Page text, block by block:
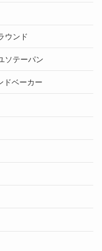
ウンド
ソテーパン
ドベーカー